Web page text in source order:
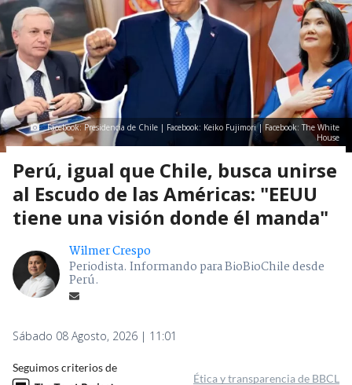
Facebook: Presidencia de Chile | Facebook: Keiko Fujimori | Facebook: The White
House
Perú, igual que Chile, busca unirse
al Escudo de las Américas: "EEUU
tiene una visión donde él manda"
Wilmer Crespo
Periodista. Informando para BioBioChile desde
Perú.
Sábado 08 Agosto, 2026 | 11:01
Seguimos criterios de
Ética y transparencia de BBCL